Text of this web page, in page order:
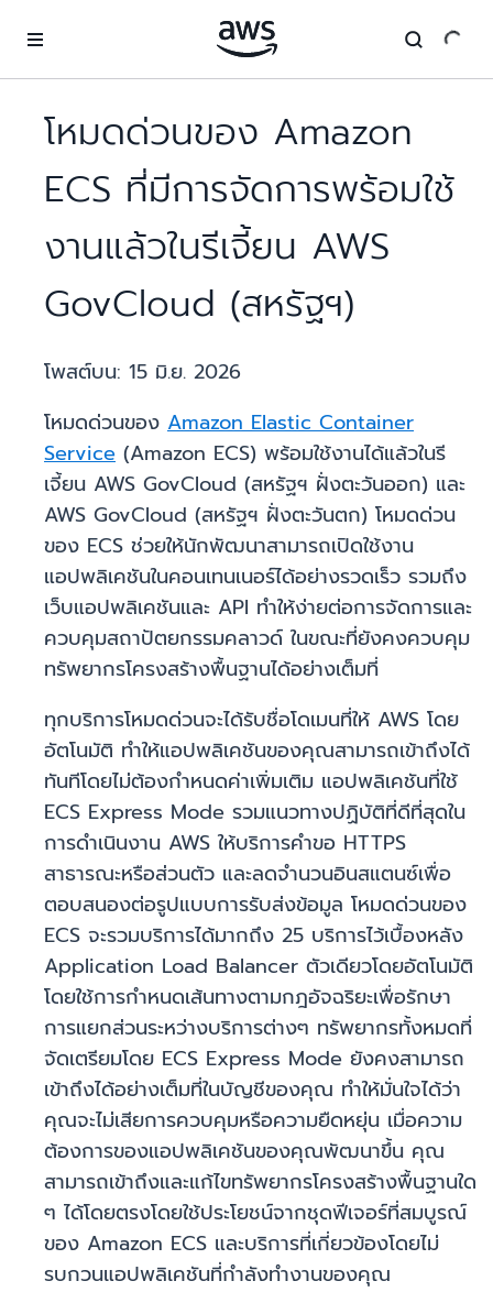
โหมดด่วนของ Amazon
ECS ที่มีการจัดการพร้อมใช้
งานแล้วในรีเจี้ยน AWS
GovCloud (สหรัฐฯ)
โพสต์บน: 15 มิ.ย. 2026
โหมดด่วนของ Amazon Elastic Container
Service (Amazon ECS) พร้อมใช้งานได้แล้วในรี
เจี้ยน AWS GovCloud (สหรัฐฯ ฝั่งตะวันออก) และ
AWS GovCloud (สหรัฐฯ ฝั่งตะวันตก) โหมดด่วน
ของ ECS ช่วยให้นักพัฒนาสามารถเปิดใช้งาน
แอปพลิเคชันในคอนเทนเนอร์ได้อย่างรวดเร็ว รวมถึง
เว็บแอปพลิเคชันและ API ทำให้ง่ายต่อการจัดการและ
ควบคุมสถาปัตยกรรมคลาวด์ ในขณะที่ยังคงควบคุม
ทรัพยากรโครงสร้างพื้นฐานได้อย่างเต็มที่
ทุกบริการโหมดด่วนจะได้รับชื่อโดเมนที่ให้ AWS โดย
อัตโนมัติ ทำให้แอปพลิเคชันของคุณสามารถเข้าถึงได้
ทันทีโดยไม่ต้องกำหนดค่าเพิ่มเติม แอปพลิเคชันที่ใช้
ECS Express Mode รวมแนวทางปฏิบัติที่ดีที่สุดใน
การดำเนินงาน AWS ให้บริการคำขอ HTTPS
สาธารณะหรือส่วนตัว และลดจำนวนอินสแตนซ์เพื่อ
ตอบสนองต่อรูปแบบการรับส่งข้อมูล โหมดด่วนของ
ECS จะรวมบริการได้มากถึง 25 บริการไว้เบื้องหลัง
Application Load Balancer ตัวเดียวโดยอัตโนมัติ
โดยใช้การกำหนดเส้นทางตามกฎอัจฉริยะเพื่อรักษา
การแยกส่วนระหว่างบริการต่างๆ ทรัพยากรทั้งหมดที่
จัดเตรียมโดย ECS Express Mode ยังคงสามารถ
เข้าถึงได้อย่างเต็มที่ในบัญชีของคุณ ทำให้มั่นใจได้ว่า
คุณจะไม่เสียการควบคุมหรือความยืดหยุ่น เมื่อความ
ต้องการของแอปพลิเคชันของคุณพัฒนาขึ้น คุณ
สามารถเข้าถึงและแก้ไขทรัพยากรโครงสร้างพื้นฐานใด
ๆ ได้โดยตรงโดยใช้ประโยชน์จากชุดฟีเจอร์ที่สมบูรณ์
ของ Amazon ECS และบริการที่เกี่ยวข้องโดยไม่
รบกวนแอปพลิเคชันที่กำลังทำงานของคุณ